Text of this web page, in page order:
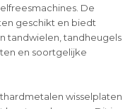
De
geschikt en biedt
tandwielen, tandheugels
en soortgelijke
wisselplaten